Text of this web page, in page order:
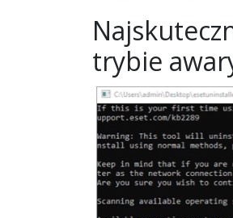
trybie